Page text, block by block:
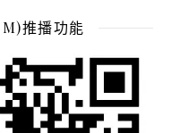
推播功能